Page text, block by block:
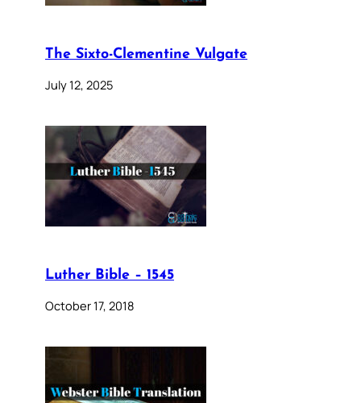
The Sixto-Clementine Vulgate
July 12, 2025
Luther Bible – 1545
October 17, 2018